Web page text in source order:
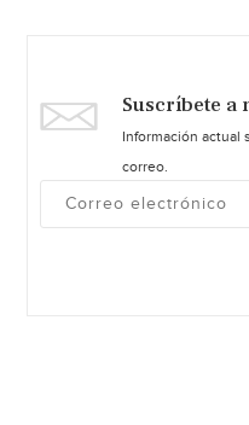
Suscríbete
Información actual
correo.